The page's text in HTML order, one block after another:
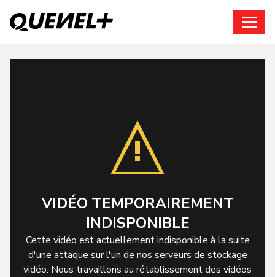
VIDÉO TEMPORAIREMENT
INDISPONIBLE
Cette vidéo est actuellement indisponible à la suite
d'une attaque sur l'un de nos serveurs de stockage
vidéo. Nous travaillons au rétablissement des vidéos